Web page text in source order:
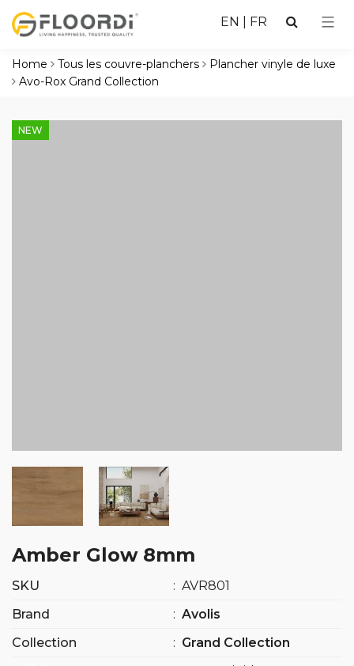
EN FR
Home Tous les couvre-planchers
Plancher vinyle de luxe
Avo-Rox Grand Collection
NEW
Amber Glow 8mm
SKU : AVR801
Brand
: Avolis
Collection
: Grand Collection